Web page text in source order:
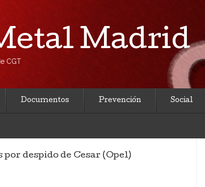
Madrid
CGT
Documentos Prevención Social
despido de Cesar (Opel)